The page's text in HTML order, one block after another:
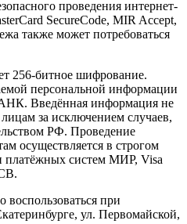
проведения интернет-
SecureCode, MIR Accept,
также может потребоваться
256-битное шифрование.
персональной информации
Введённая информация не
за исключением случаев,
РФ. Проведение
осуществляется в строгом
платёжных систем МИР, Visa
при
ул. Первомайской,